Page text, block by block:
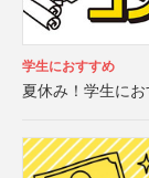
学生におすすめ
夏休み！学生に